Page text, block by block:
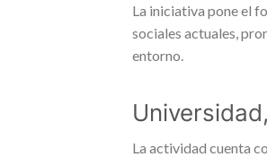
La iniciativa pone el
sociales actuales,
entorno.
La actividad cuenta